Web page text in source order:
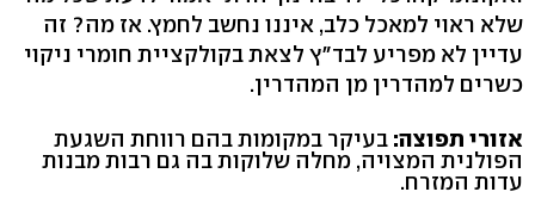
שלא ראוי למאכל כלב, איננו נחשב לחמץ. אז מה? זה
עדיין לא מפריע לבד"ץ לצאת בקולקציית חומרי ניקוי
כשרים למהדרין מן המהדרין.
אזורי תפוצה: בעיקר במקומות בהם רווחת השגעת
הפולנית המצויה, מחלה שלוקות בה גם רבות מבנות
עדות המזרח.